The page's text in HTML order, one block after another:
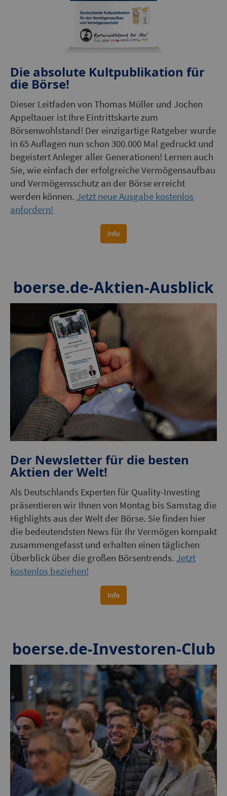
Die absolute Kultpublikation für
die Börse!
Dieser Leitfaden von Thomas Müller und Jochen
Appeltauer ist Ihre Eintrittskarte zum
Börsenwohlstand! Der einzigartige Ratgeber wurde
in 65 Auflagen nun schon 300.000 Mal gedruckt und
begeistert Anleger aller Generationen! Lernen auch
Sie, wie einfach der erfolgreiche Vermögensaufbau
und Vermögensschutz an der Börse erreicht
werden können. Jetzt neue Ausgabe kostenlos
anfordern!
boerse.de-Aktien-Ausblick
Der Newsletter für die besten
Aktien der Welt!
Als Deutschlands Experten für Quality-Investing
präsentieren wir Ihnen von Montag bis Samstag die
Highlights aus der Welt der Börse. Sie finden hier
die bedeutendsten News für Ihr Vermögen kompakt
zusammengefasst und erhalten einen täglichen
Überblick über die großen Börsentrends. Jetzt
kostenlos beziehen!
boerse.de-Investoren-Club